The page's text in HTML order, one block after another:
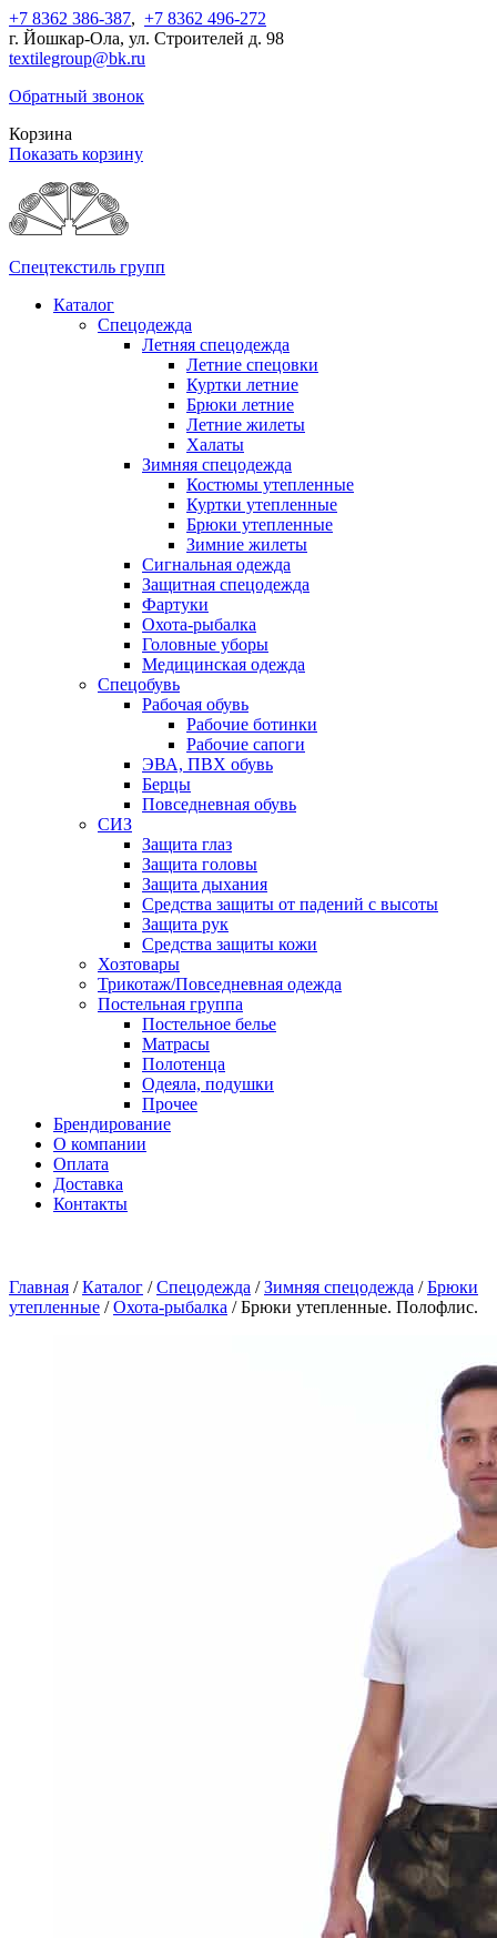
+7 8362 386-387, +7 8362 496-272
г. Йошкар-Ола, ул. Строителей д. 98
textilegroup@bk.ru
Обратный звонок
Корзина
Показать корзину
Спецтекстиль групп
Каталог
Спецодежда
Летняя спецодежда
Летние спецовки
Куртки летние
Брюки летние
Летние жилеты
Халаты
Зимняя спецодежда
Костюмы утепленные
Куртки утепленные
Брюки утепленные
Зимние жилеты
Сигнальная одежда
Защитная спецодежда
Фартуки
Охота-рыбалка
Головные уборы
Медицинская одежда
Спецобувь
Рабочая обувь
Рабочие ботинки
Рабочие сапоги
ЭВА, ПВХ обувь
Берцы
Повседневная обувь
СИЗ
Защита глаз
Защита головы
Защита дыхания
Средства защиты от падений с высоты
Защита рук
Средства защиты кожи
Хозтовары
Трикотаж/Повседневная одежда
Постельная группа
Постельное белье
Матрасы
Полотенца
Одеяла, подушки
Прочее
Брендирование
О компании
Оплата
Доставка
Контакты
Главная / Каталог / Спецодежда / Зимняя спецодежда / Брюки
утепленные / Охота-рыбалка / Брюки утепленные. Полофлис.